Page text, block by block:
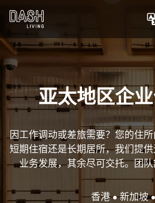
亚太地区企
因工作调动或差旅需要？您的住
短期住宿还是长期居所，我们提
业务发展，其余尽可交托。团
香港 • 新加坡